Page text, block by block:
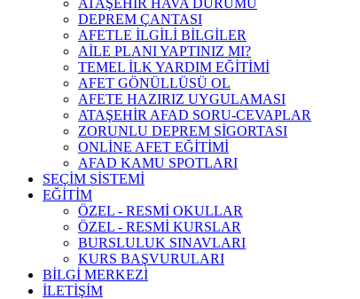
DEPREM ÇANTASI
AFETLE İLGİLİ BİLGİLER
AİLE PLANI YAPTINIZ MI?
TEMEL İLK YARDIM EĞİTİMİ
AFET GÖNÜLLÜSÜ OL
AFETE HAZIRIZ UYGULAMASI
ATAŞEHİR AFAD SORU-CEVAPLAR
ZORUNLU DEPREM SİGORTASI
ONLİNE AFET EĞİTİMİ
AFAD KAMU SPOTLARI
SEÇİM SİSTEMİ
EĞİTİM
ÖZEL - RESMİ OKULLAR
ÖZEL - RESMİ KURSLAR
BURSLULUK SINAVLARI
KURS BAŞVURULARI
BİLGİ MERKEZİ
İLETİŞİM